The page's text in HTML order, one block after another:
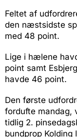
Feltet af
den næstsidste
med 48 point.
Lige i hælene
point samt
havde 46 point.
Den første
fordufte mandag,
tidlig 2.
bundprop